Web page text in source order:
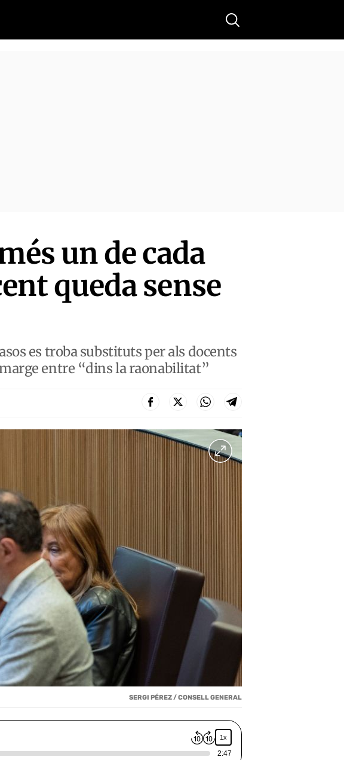
Buscar
un de cada
queda sense
es troba substituts per als docents
entre “dins la raonabilitat”
SERGI PÉREZ / CONSELL GENERAL
1x
2:47